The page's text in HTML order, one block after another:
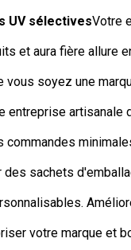
UV sélectivesVotre
et aura fière allure
vous soyez une
entreprise artisanale
commandes
des sachets
votre marque et